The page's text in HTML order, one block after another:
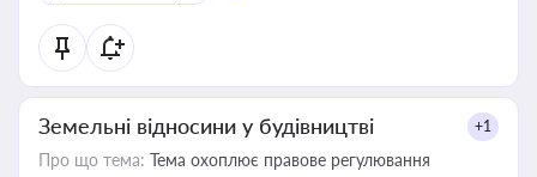
Земельні відносини у будівництві +1
Про що тема: Тема охоплює правове регулювання